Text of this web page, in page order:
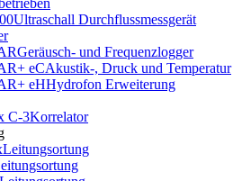
Ultraschall Durchflussmessgerät
Geräusch- und Frequenzlogger
eCAkustik-, Druck und Temperatur
eHHydrofon Erweiterung
C-3Korrelator
Leitungsortung